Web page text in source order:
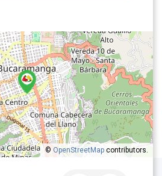
© OpenStreetMap contributors.